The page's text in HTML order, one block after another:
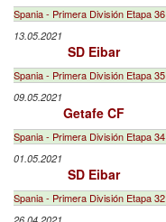
Spania - Primera División Etapa 36
13.05.2021
SD Eibar
Spania - Primera División Etapa 35
09.05.2021
Getafe CF
Spania - Primera División Etapa 34
01.05.2021
SD Eibar
Spania - Primera División Etapa 32